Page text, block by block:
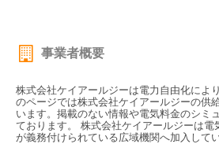
事業者概要
株式会社ケイアールジーは電力自由化によ
のページでは株式会社ケイアールジーの供
います。掲載のない情報や電気料金のシミ
ております。 株式会社ケイアールジーは電
が義務付けられている広域機関へ加入してい